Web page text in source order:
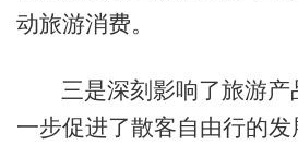
动旅游消费。
三是深刻影响了旅游
一步促进了散客自由行的